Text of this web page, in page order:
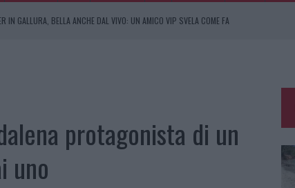
IN GALLURA, BELLA ANCHE DAL VIVO: UN AMICO VIP SVELA COME FA
LA SOLUZIONE IDEALE PER LA CASA E L’UFFICIO
protagonista di un
uno